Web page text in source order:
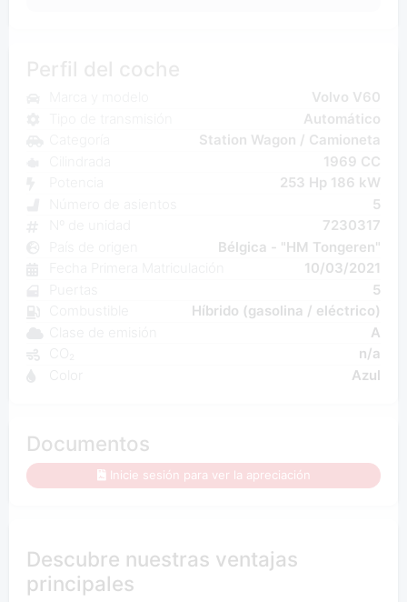
Volvo V60
Automático
Station Wagon / Camioneta
1969 CC
253 Hp 186 kW
5
7230317
Bélgica - "HM Tongeren"
10/03/2021
5
Híbrido (gasolina / eléctrico)
A
n/a
Azul
Documentos
Inicie sesión para ver la apreciación
Descubre nuestras ventajas
principales